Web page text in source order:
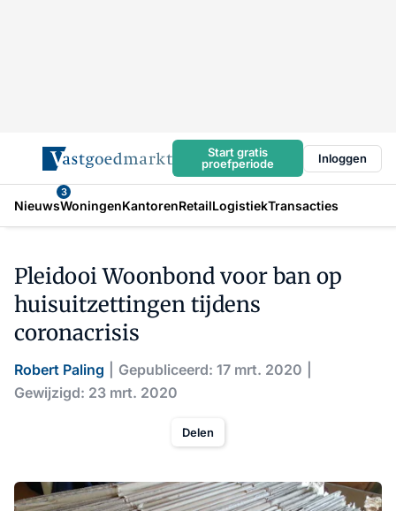
Start gratis
proefperiode
Inloggen
Nieuws
3
WoningenKantorenRetailLogistiekTransacties
Pleidooi Woonbond voor ban op
huisuitzettingen tijdens
coronacrisis
Robert Paling
Gepubliceerd: 17 mrt. 2020
Gewijzigd: 23 mrt. 2020
Delen